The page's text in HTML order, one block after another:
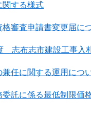
関する様式
格審査申請書変更届に
志布志市建設工事入
任に関する運用につ
託に係る最低制限価